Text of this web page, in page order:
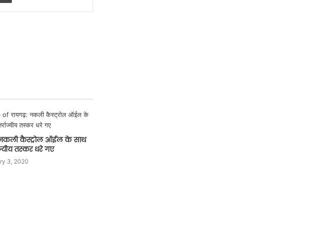
कैस्ट्रोल ऑईल के साथ
तस्कर धरे गए
3, 2020